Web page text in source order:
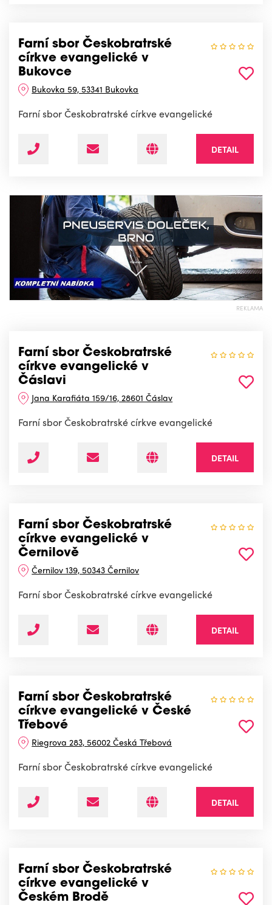
Farní sbor Českobratrské
církve evangelické v
Bukovce
Bukovka 59, 53341 Bukovka
Farní sbor Českobratrské církve evangelické
DETAIL
REKLAMA
Farní sbor Českobratrské
církve evangelické v
Čáslavi
Jana Karafiáta 159/16, 28601 Čáslav
Farní sbor Českobratrské církve evangelické
DETAIL
Farní sbor Českobratrské
církve evangelické v
Černilově
Černilov 139, 50343 Černilov
Farní sbor Českobratrské církve evangelické
DETAIL
Farní sbor Českobratrské
církve evangelické v České
Třebové
Riegrova 283, 56002 Česká Třebová
Farní sbor Českobratrské církve evangelické
DETAIL
Farní sbor Českobratrské
církve evangelické v
Českém Brodě